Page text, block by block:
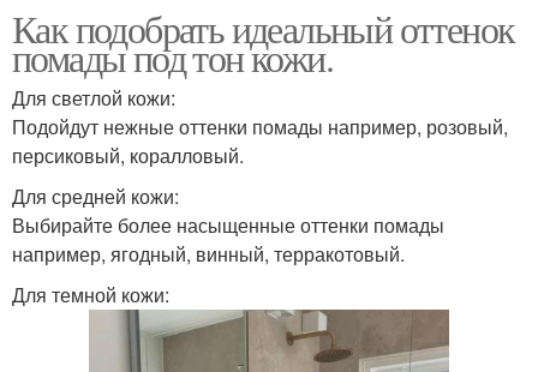
Как подобрать идеальный оттенок
помады под тон кожи.
Для светлой кожи:
Подойдут нежные оттенки помады например, розовый,
персиковый, коралловый.
Для средней кожи:
Выбирайте более насыщенные оттенки помады
например, ягодный, винный, терракотовый.
Для темной кожи: